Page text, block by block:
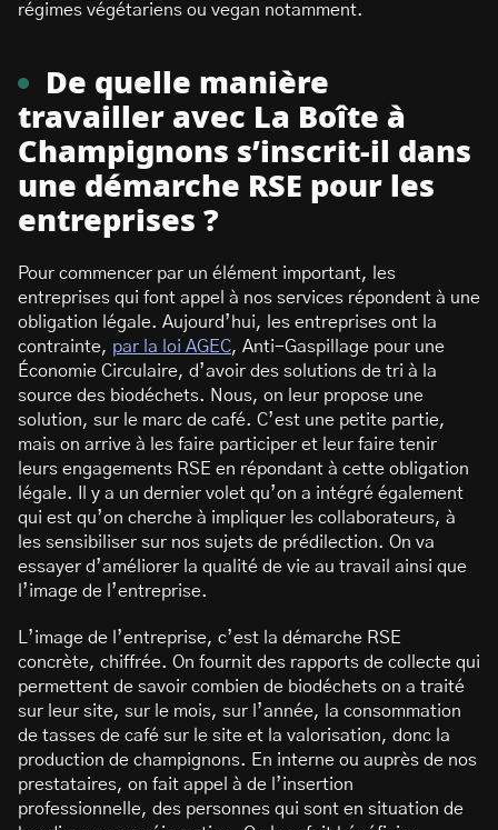
régimes végétariens ou vegan notamment.
De quelle manière
travailler avec La Boîte à
Champignons s’inscrit-il dans
une démarche RSE pour les
entreprises ?
Pour commencer par un élément important, les
entreprises qui font appel à nos services répondent à une
obligation légale. Aujourd’hui, les entreprises ont la
contrainte, par la loi AGEC, Anti-Gaspillage pour une
Économie Circulaire, d’avoir des solutions de tri à la
source des biodéchets. Nous, on leur propose une
solution, sur le marc de café. C’est une petite partie,
mais on arrive à les faire participer et leur faire tenir
leurs engagements RSE en répondant à cette obligation
légale. Il y a un dernier volet qu’on a intégré également
qui est qu’on cherche à impliquer les collaborateurs, à
les sensibiliser sur nos sujets de prédilection. On va
essayer d’améliorer la qualité de vie au travail ainsi que
l’image de l’entreprise.
L’image de l’entreprise, c’est la démarche RSE
concrète, chiffrée. On fournit des rapports de collecte qui
permettent de savoir combien de biodéchets on a traité
sur leur site, sur le mois, sur l’année, la consommation
de tasses de café sur le site et la valorisation, donc la
production de champignons. En interne ou auprès de nos
prestataires, on fait appel à de l’insertion
professionnelle, des personnes qui sont en situation de